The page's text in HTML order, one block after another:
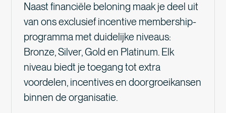
Naast financiële beloning maak je deel uit
van ons exclusief incentive membership-
programma met duidelijke niveaus:
Bronze, Silver, Gold en Platinum. Elk
niveau biedt je toegang tot extra
voordelen, incentives en doorgroeikansen
binnen de organisatie.